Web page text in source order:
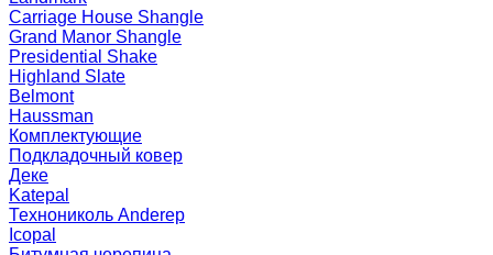
Carriage House Shangle
Grand Manor Shangle
Presidential Shake
Highland Slate
Belmont
Haussman
Комплектующие
Подкладочный ковер
Деке
Katepal
Технониколь Anderep
Icopal